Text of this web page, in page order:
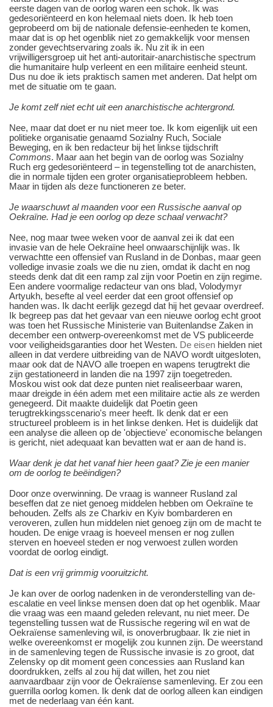
eerste dagen van de oorlog waren een schok. Ik was
gedesoriënteerd en kon helemaal niets doen. Ik heb toen
geprobeerd om bij de nationale defensie-eenheden te komen,
maar dat is op het ogenblik niet zo gemakkelijk voor mensen
zonder gevechtservaring zoals ik. Nu zit ik in een
vrijwilligersgroep uit het anti-autoritair-anarchistische spectrum
die humanitaire hulp verleent en een militaire eenheid steunt.
Dus nu doe ik iets praktisch samen met anderen. Dat helpt om
met de situatie om te gaan.
Je komt zelf niet echt uit een anarchistische achtergrond.
Nee, maar dat doet er nu niet meer toe. Ik kom eigenlijk uit een
politieke organisatie genaamd Sozialny Ruch, Sociale
Beweging, en ik ben redacteur bij het linkse tijdschrift
Commons. Maar aan het begin van de oorlog was Sozialny
Ruch erg gedesoriënteerd – in tegenstelling tot de anarchisten,
die in normale tijden een groter organisatieprobleem hebben.
Maar in tijden als deze functioneren ze beter.
Je waarschuwt al maanden voor een Russische aanval op
Oekraïne. Had je een oorlog op deze schaal verwacht?
Nee, nog maar twee weken voor de aanval zei ik dat een
invasie van de hele Oekraïne heel onwaarschijnlijk was. Ik
verwachtte een offensief van Rusland in de Donbas, maar geen
volledige invasie zoals we die nu zien, omdat ik dacht en nog
steeds denk dat dit een ramp zal zijn voor Poetin en zijn regime.
Een andere voormalige redacteur van ons blad, Volodymyr
Artyukh, besefte al veel eerder dat een groot offensief op
handen was. Ik dacht eerlijk gezegd dat hij het gevaar overdreef.
Ik begreep pas dat het gevaar van een nieuwe oorlog echt groot
was toen het Russische Ministerie van Buitenlandse Zaken in
december een ontwerp-overeenkomst met de VS publiceerde
voor veiligheidsgaranties door het Westen. De eisen hielden niet
alleen in dat verdere uitbreiding van de NAVO wordt uitgesloten,
maar ook dat de NAVO alle troepen en wapens terugtrekt die
zijn gestationeerd in landen die na 1997 zijn toegetreden.
Moskou wist ook dat deze punten niet realiseerbaar waren,
maar dreigde in één adem met een militaire actie als ze werden
genegeerd. Dit maakte duidelijk dat Poetin geen
terugtrekkingsscenario's meer heeft. Ik denk dat er een
structureel probleem is in het linkse denken. Het is duidelijk dat
een analyse die alleen op de 'objectieve' economische belangen
is gericht, niet adequaat kan bevatten wat er aan de hand is.
Waar denk je dat het vanaf hier heen gaat? Zie je een manier
om de oorlog te beëindigen?
Door onze overwinning. De vraag is wanneer Rusland zal
beseffen dat ze niet genoeg middelen hebben om Oekraïne te
behouden. Zelfs als ze Charkiv en Kyiv bombarderen en
veroveren, zullen hun middelen niet genoeg zijn om de macht te
houden. De enige vraag is hoeveel mensen er nog zullen
sterven en hoeveel steden er nog verwoest zullen worden
voordat de oorlog eindigt.
Dat is een vrij grimmig vooruitzicht.
Je kan over de oorlog nadenken in de veronderstelling van de-
escalatie en veel linkse mensen doen dat op het ogenblik. Maar
die vraag was een maand geleden relevant, nu niet meer. De
tegenstelling tussen wat de Russische regering wil en wat de
Oekraïense samenleving wil, is onoverbrugbaar. Ik zie niet in
welke overeenkomst er mogelijk zou kunnen zijn. De weerstand
in de samenleving tegen de Russische invasie is zo groot, dat
Zelensky op dit moment geen concessies aan Rusland kan
doordrukken, zelfs al zou hij dat willen, het zou niet
aanvaardbaar zijn voor de Oekraïense samenleving. Er zou een
guerrilla oorlog komen. Ik denk dat de oorlog alleen kan eindigen
met de nederlaag van één kant.